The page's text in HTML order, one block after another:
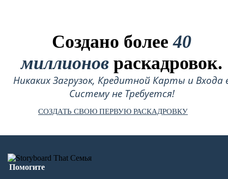
Создано более40
миллионов раскадровок.
Никаких Загрузок, Кредитной Карты и Входа
Систему не Требуется!
СОЗДАТЬ СВОЮ ПЕРВУЮ РАСКАДРОВКУ
Помогите